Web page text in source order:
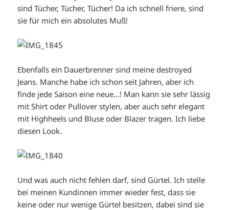
sind Tücher, Tücher, Tücher! Da ich schnell friere, sind
sie für mich ein absolutes Muß!
Ebenfalls ein Dauerbrenner sind meine destroyed
Jeans. Manche habe ich schon seit Jahren, aber ich
finde jede Saison eine neue…! Man kann sie sehr lässig
mit Shirt oder Pullover stylen, aber auch sehr elegant
mit Highheels und Bluse oder Blazer tragen. Ich liebe
diesen Look.
Und was auch nicht fehlen darf, sind Gürtel. Ich stelle
bei meinen Kundinnen immer wieder fest, dass sie
keine oder nur wenige Gürtel besitzen, dabei sind sie